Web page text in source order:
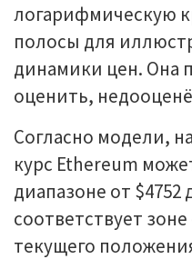
логарифмическую
полосы для
динамики цен. Она
оценить,
Согласно модели, на
курс Ethereum
диапазоне от $4752
соответствует
текущего